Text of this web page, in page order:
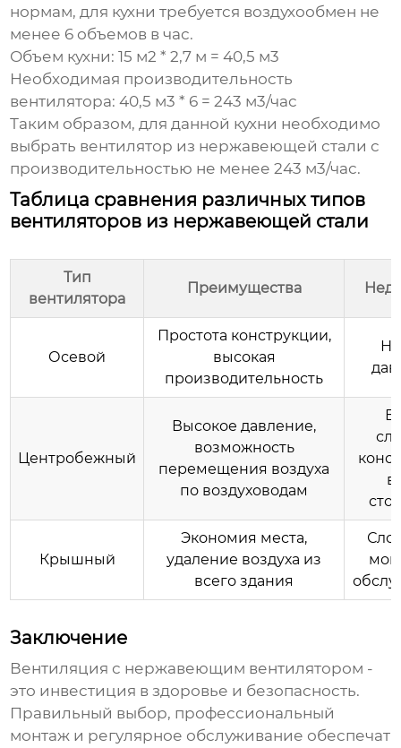
нормам, для кухни требуется воздухообмен не
менее 6 объемов в час.
Объем кухни: 15 м2 * 2,7 м = 40,5 м3
Необходимая производительность
вентилятора: 40,5 м3 * 6 = 243 м3/час
Таким образом, для данной кухни необходимо
выбрать вентилятор из нержавеющей стали с
производительностью не менее 243 м3/час.
Таблица сравнения различных типов
вентиляторов из нержавеющей стали
Тип
вентилятора
Преимущества
Осевой
Простота конструкции,
высокая
производительность
Центробежный
Высокое давление,
возможность
перемещения воздуха
по воздуховодам
Крышный
Экономия места,
удаление воздуха из
всего здания
Заключение
Вентиляция с нержавеющим вентилятором -
это инвестиция в здоровье и безопасность.
Правильный выбор, профессиональный
монтаж и регулярное обслуживание обеспечат